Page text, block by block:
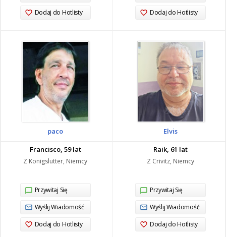
Dodaj do Hotlisty
Dodaj do Hotlisty
paco
Francisco, 59 lat
Z Konigslutter, Niemcy
Przywitaj Się
Wyślij Wiadomość
Dodaj do Hotlisty
Elvis
Raik, 61 lat
Z Crivitz, Niemcy
Przywitaj Się
Wyślij Wiadomość
Dodaj do Hotlisty